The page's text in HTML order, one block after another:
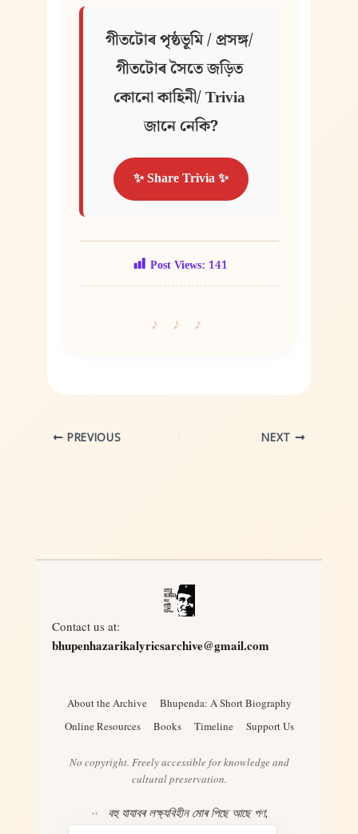
গীতটোৰ পৃষ্ঠভূমি / প্ৰসঙ্গ/
গীতটোৰ সৈতে জড়িত
কোনো কাহিনী/ Trivia
জানে নেকি?
✨ Share Trivia ✨
Post Views: 141
PREVIOUS NEXT
Contact us at:
bhupenhazarikalyricsarchive@gmail.com
About the Archive
Bhupenda: A Short Biography
Online Resources
Books Timeline Support Us
No copyright. Freely accessible for knowledge and
cultural preservation.
বহু যাযাবৰ লক্ষ্যবিহীন মোৰ পিছে আছে পণ,